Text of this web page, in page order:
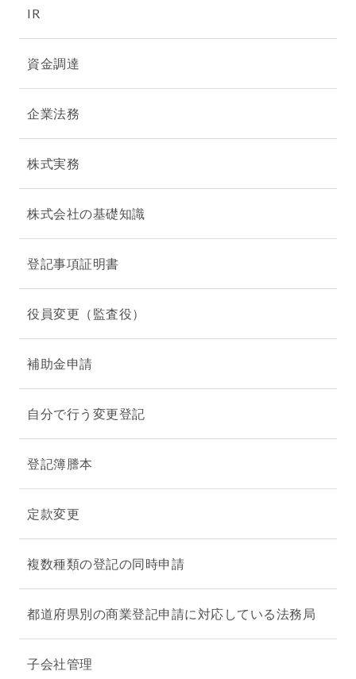
IR
資金調達
企業法務
株式実務
株式会社の基礎知識
登記事項証明書
役員変更（監査役）
補助金申請
自分で行う変更登記
登記簿謄本
定款変更
複数種類の登記の同時申請
都道府県別の商業登記申請に対応している法務局
子会社管理